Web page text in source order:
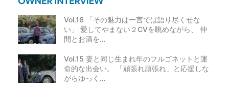
Vol.16 「その魅力は一言では語り尽くせな
い」 愛してやまない２CVを眺めながら、 仲
間とお酒を…
Vol.15 妻と同じ生まれ年のフルゴネットと運
命的な出会い。 「頑張れ頑張れ」と応援しな
がらゆっく…